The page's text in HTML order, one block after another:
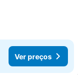
Ver preços